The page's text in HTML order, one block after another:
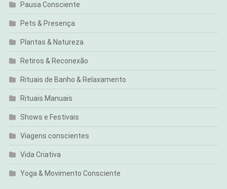
Pausa Consciente
Pets & Presença
Plantas & Natureza
Retiros & Reconexão
Rituais de Banho & Relaxamento
Rituais Manuais
Shows e Festivais
Viagens conscientes
Vida Criativa
Yoga & Movimento Consciente